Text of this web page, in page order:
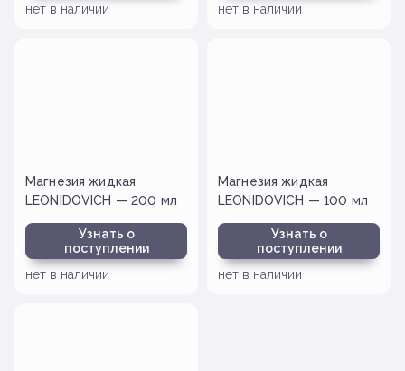
нет в наличии
нет в наличии
Магнезия жидкая
LEONIDOVICH — 200 мл
Узнать о
поступлении
нет в наличии
Магнезия жидкая
LEONIDOVICH — 100 мл
Узнать о
поступлении
нет в наличии